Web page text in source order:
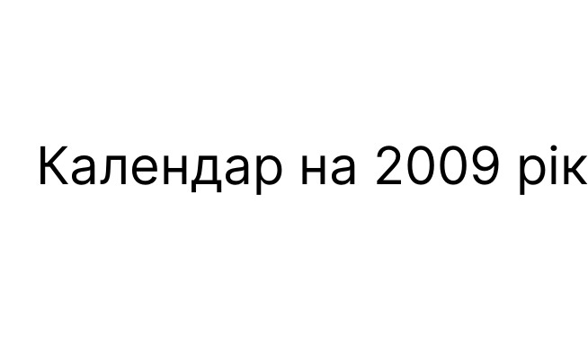
Календар на 2009 рік